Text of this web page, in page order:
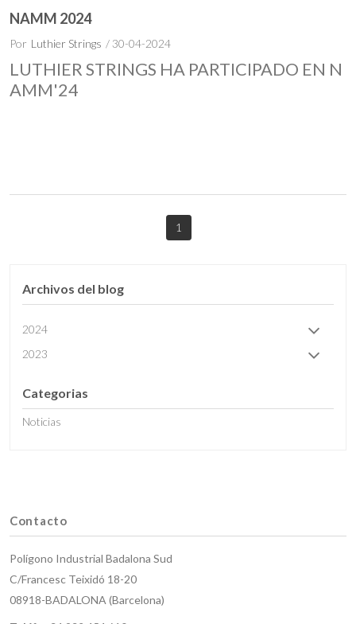
NAMM 2024
Por Luthier Strings / 30-04-2024
LUTHIER STRINGS HA PARTICIPADO EN N
AMM'24
1
Archivos del blog
2024
2023
Categorias
Noticias
Contacto
Polígono Industrial Badalona Sud
C/Francesc Teixidó 18-20
08918-BADALONA (Barcelona)